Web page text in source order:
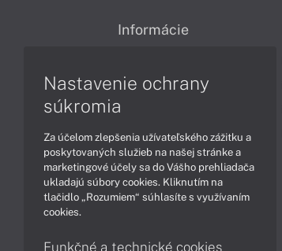
Informácie
Reklamačné podmienky
Ochrana osobných údajov
Vrátenie tovaru
Vyhlásenie o prístupnosti
Cookies
Nastavenie ochrany
súkromia
Za účelom zlepšenia užívateľského zážitku a
poskytovaných služieb na našej stránke a
marketingové účely sa do Vášho prehliadača
ukladajú súbory cookies. Kliknutím na
tlačidlo „Rozumiem“ súhlasíte s využívaním
cookies.
Funkčné a technické cookies